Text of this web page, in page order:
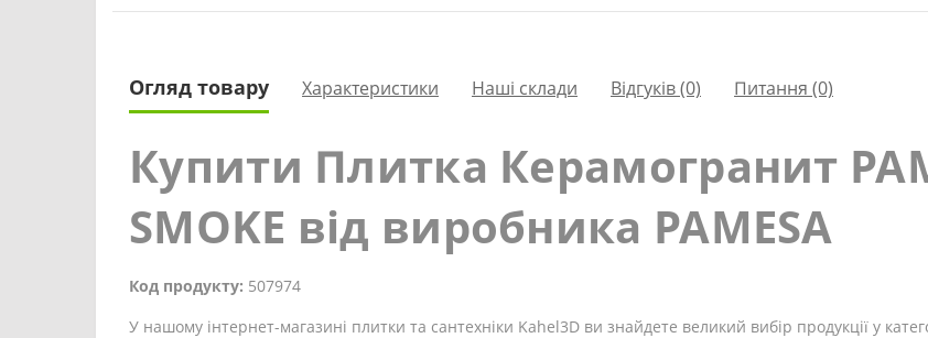
Огляд товару Характеристики Наші склади Відгуків (0) Питання (0)
Купити Плитка Керамогранит
SMOKE від виробника PAMESA
Код продукту: 507974
У нашому інтернет-магазині плитки та сантехніки Kahel3D ви знайдете великий вибір продукції у